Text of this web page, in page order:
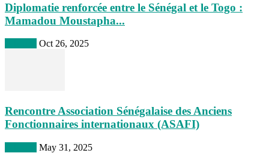
Diplomatie renforcée entre le Sénégal et le Togo :
Mamadou Moustapha...
Oct 26, 2025
Rencontre Association Sénégalaise des Anciens
Fonctionnaires internationaux (ASAFI)
May 31, 2025